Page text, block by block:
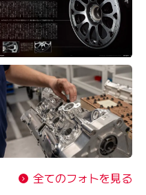
全てのフォトを見る